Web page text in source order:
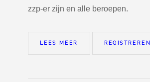
zzp-er zijn en alle beroepen.
LEES MEER REGISTREREN